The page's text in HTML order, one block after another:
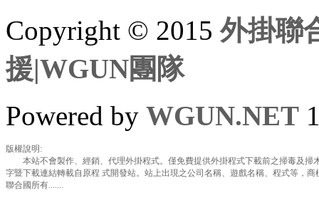
Copyright © 2015外掛聯
援|WGUN團隊
Powered by WGUN.NET
版權說明:
本站不會製作、經銷、代理外掛程式。僅免費提供外掛程式下載前之掃毒及掃
字暨下載連結轉載自原程 式開發站。站上出現之公司名稱、遊戲名稱、程式等，
聯合國所有.......